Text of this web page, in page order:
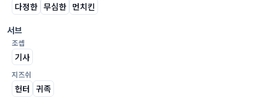
다정한 무심한 먼치킨
서브
조셉
기사
지즈쉬
헌터 귀족